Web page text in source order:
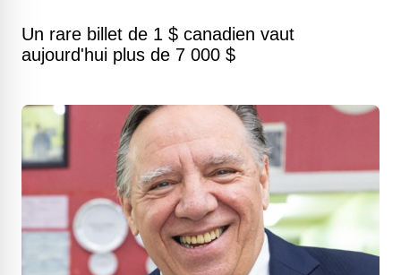
Un rare billet de 1 $ canadien vaut
aujourd'hui plus de 7 000 $